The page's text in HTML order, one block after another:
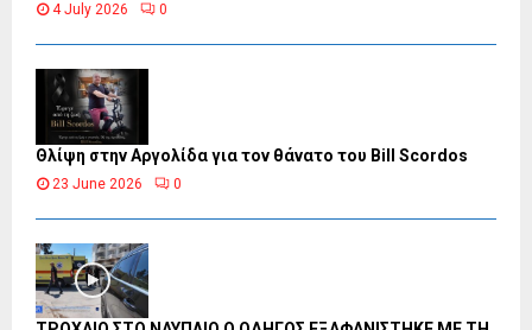
4 July 2026 0
Θλίψη στην Αργολίδα για τον θάνατο του Bill Scordos
23 June 2026 0